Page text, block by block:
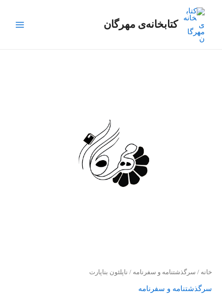
کتابخانه‌ی مهرگان
Menu
خانه / سرگذشتنامه و سفرنامه / ناپلئون بناپارت
سرگذشتنامه و سفرنامه